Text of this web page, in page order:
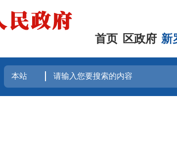
首页 区政府 新